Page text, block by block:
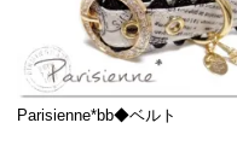
Parisienne*bb◆ベルト